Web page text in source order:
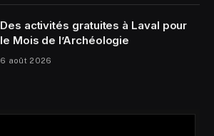
Des activités gratuites à Laval pour
le Mois de l’Archéologie
6 août 2026